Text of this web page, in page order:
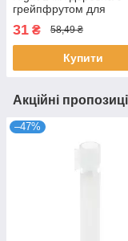
грейпфрутом для
чоловіків пробник-
парфумів Гесс
31 ₴ 58,49 ₴
Купити
Акційні
–47%